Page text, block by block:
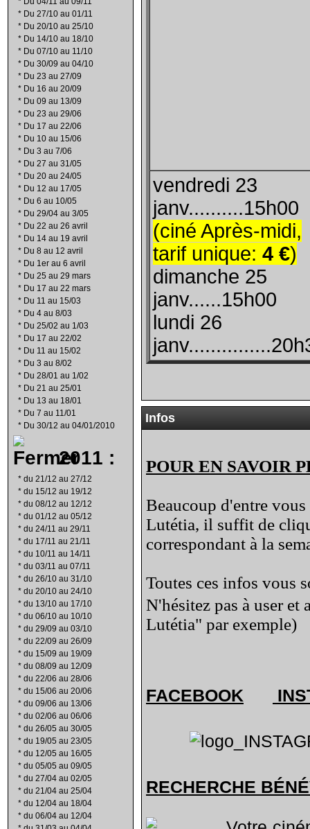
* Du 27/10 au 01/11
* Du 20/10 au 25/10
* Du 14/10 au 18/10
* Du 07/10 au 11/10
* Du 30/09 au 04/10
* Du 23 au 27/09
* Du 16 au 20/09
* Du 09 au 13/09
* Du 23 au 29/06
* Du 17 au 22/06
* Du 10 au 15/06
* Du 3 au 7/06
* Du 27 au 31/05
* Du 20 au 24/05
* Du 12 au 17/05
* Du 6 au 10/05
* Du 29/04 au 3/05
* Du 22 au 26 avril
* Du 14 au 19 avril
* Du 8 au 12 avril
* Du 1er au 6 avril
* Du 25 au 29 mars
* Du 17 au 22 mars
* Du 11 au 15/03
* Du 4 au 8/03
* Du 25/02 au 1/03
* Du 17 au 22/02
* Du 11 au 15/02
* Du 3 au 8/02
* Du 28/01 au 1/02
* Du 21 au 25/01
* Du 13 au 18/01
* Du 7 au 11/01
* Du 30/12 au 04/01/2010
2011 :
* du 21/12 au 27/12
* du 15/12 au 19/12
* du 08/12 au 12/12
* du 01/12 au 05/12
* du 24/11 au 29/11
* du 17/11 au 21/11
* du 10/11 au 14/11
* du 03/11 au 07/11
* du 26/10 au 31/10
* du 20/10 au 24/10
* du 13/10 au 17/10
* du 06/10 au 10/10
* du 29/09 au 03/10
* du 22/09 au 26/09
* du 15/09 au 19/09
* du 08/09 au 12/09
* du 22/06 au 28/06
* du 15/06 au 20/06
* du 09/06 au 13/06
* du 02/06 au 06/06
* du 26/05 au 30/05
* du 19/05 au 23/05
* du 12/05 au 16/05
* du 05/05 au 09/05
* du 27/04 au 02/05
* du 21/04 au 25/04
* du 12/04 au 18/04
* du 06/04 au 12/04
vendredi 23
janv..........15h00
(ciné Après-midi,
tarif unique: 4 €)
dimanche 25
janv......15h00
lundi 26
Infos
POUR EN SAVOIR
Beaucoup d'entre
Lutétia, il suffit de
correspondant à la
Toutes ces infos vous
N'hésitez pas à user
Lutétia" par exemple)
FACEBOOK
RECHERCHE BÉNÉ